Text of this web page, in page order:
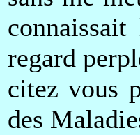
regard
citez vous
des